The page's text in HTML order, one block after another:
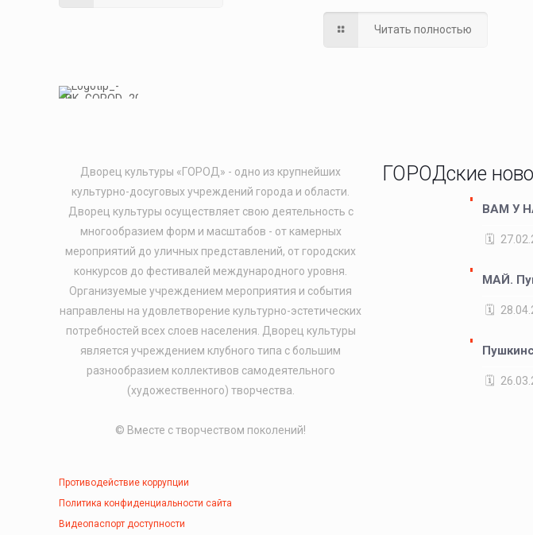
Читать полностью
Дворец культуры «ГОРОД» - одно из крупнейших
культурно-досуговых учреждений города и области.
Дворец культуры осуществляет свою деятельность с
многообразием форм и масштабов - от камерных
мероприятий до уличных представлений, от городских
конкурсов до фестивалей международного уровня.
Организуемые учреждением мероприятия и события
направлены на удовлетворение культурно-эстетических
потребностей всех слоев населения. Дворец культуры
является учреждением клубного типа с большим
разнообразием коллективов самодеятельного
(художественного) творчества.
© Вместе с творчеством поколений!
Противодействие коррупции
Политика конфиденциальности сайта
Видеопаспорт доступности
ГОРОДские
ВАМ У
МАЙ.